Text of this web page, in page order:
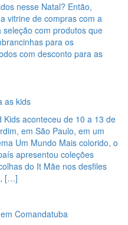
nesse Natal? Então,
vitrine de compras com a
com produtos que
para os
com desconto para as
as kids
Kids aconteceu de 10 a 13 de
em São Paulo, em um
Um Mundo Mais colorido, o
apresentou coleções
do It Mãe nos desfiles
[…]
Comandatuba